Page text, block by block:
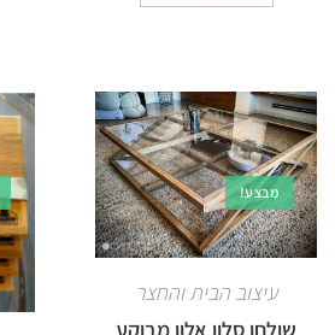
מבצע!
עיצוב הבית והחצר